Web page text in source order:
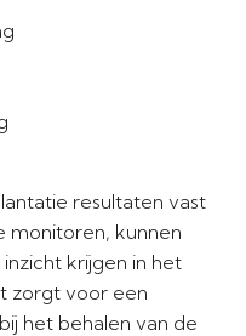
resultaten vast
monitoren, kunnen
krijgen in het
zorgt voor een
het behalen van de